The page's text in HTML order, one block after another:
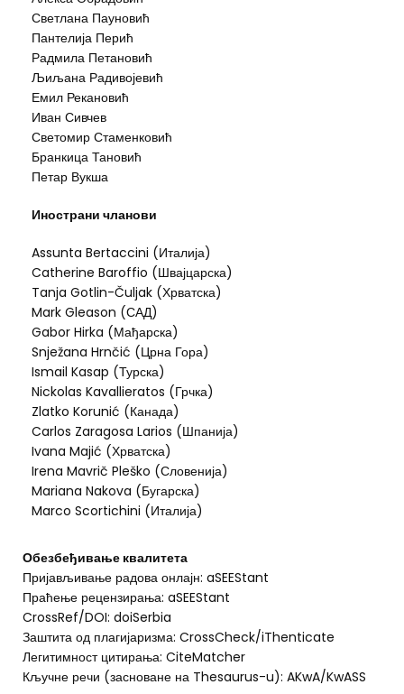
Светлана Пауновић
Пантелија Перић
Радмила Петановић
Љиљана Радивојевић
Емил Рекановић
Иван Сивчев
Светомир Стаменковић
Бранкица Тановић
Петар Вукша
Инострани чланови
Assunta Bertaccini (Италија)
Catherine Baroffio (Швајцарска)
Tanja Gotlin-Čuljak (Хрватска)
Mark Gleason (САД)
Gabor Hirka (Мађарска)
Snježana Hrnčić (Црна Гора)
Ismail Kasap (Турска)
Nickolas Kavallieratos (Грчка)
Zlatko Korunić (Канада)
Carlos Zaragosa Larios (Шпанија)
Ivana Majić (Хрватска)
Irena Mavrič Pleško (Словенија)
Mariana Nakova (Бугарска)
Marco Scortichini (Италија)
Обезбеђивање квалитета
Пријављивање радова онлајн: aSEEStant
Праћење рецензирања: aSEEStant
CrossRef/DOI: doiSerbia
Заштита од плагијаризма: CrossCheck/iThenticate
Легитимност цитирања: CiteMatcher
Кључне речи (засноване на Thesaurus-u): AKwA/KwASS